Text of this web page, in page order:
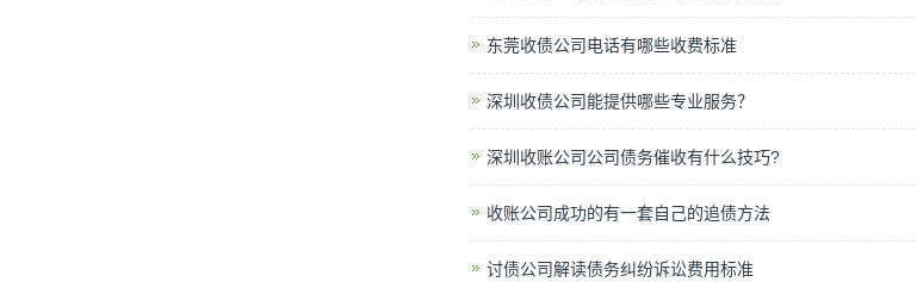
东莞收债公司电话有哪些收费标准
深圳收债公司能提供哪些专业服务？
深圳收账公司​公司债务催收有什么技巧?
收账公司成功的有一套自己的追债方法
讨债公司解读债务纠纷诉讼费用标准